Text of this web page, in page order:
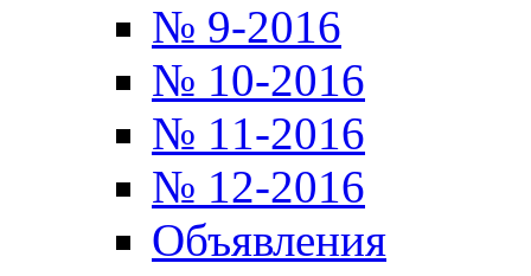
№ 9-2016
№ 10-2016
№ 11-2016
№ 12-2016
Объявления